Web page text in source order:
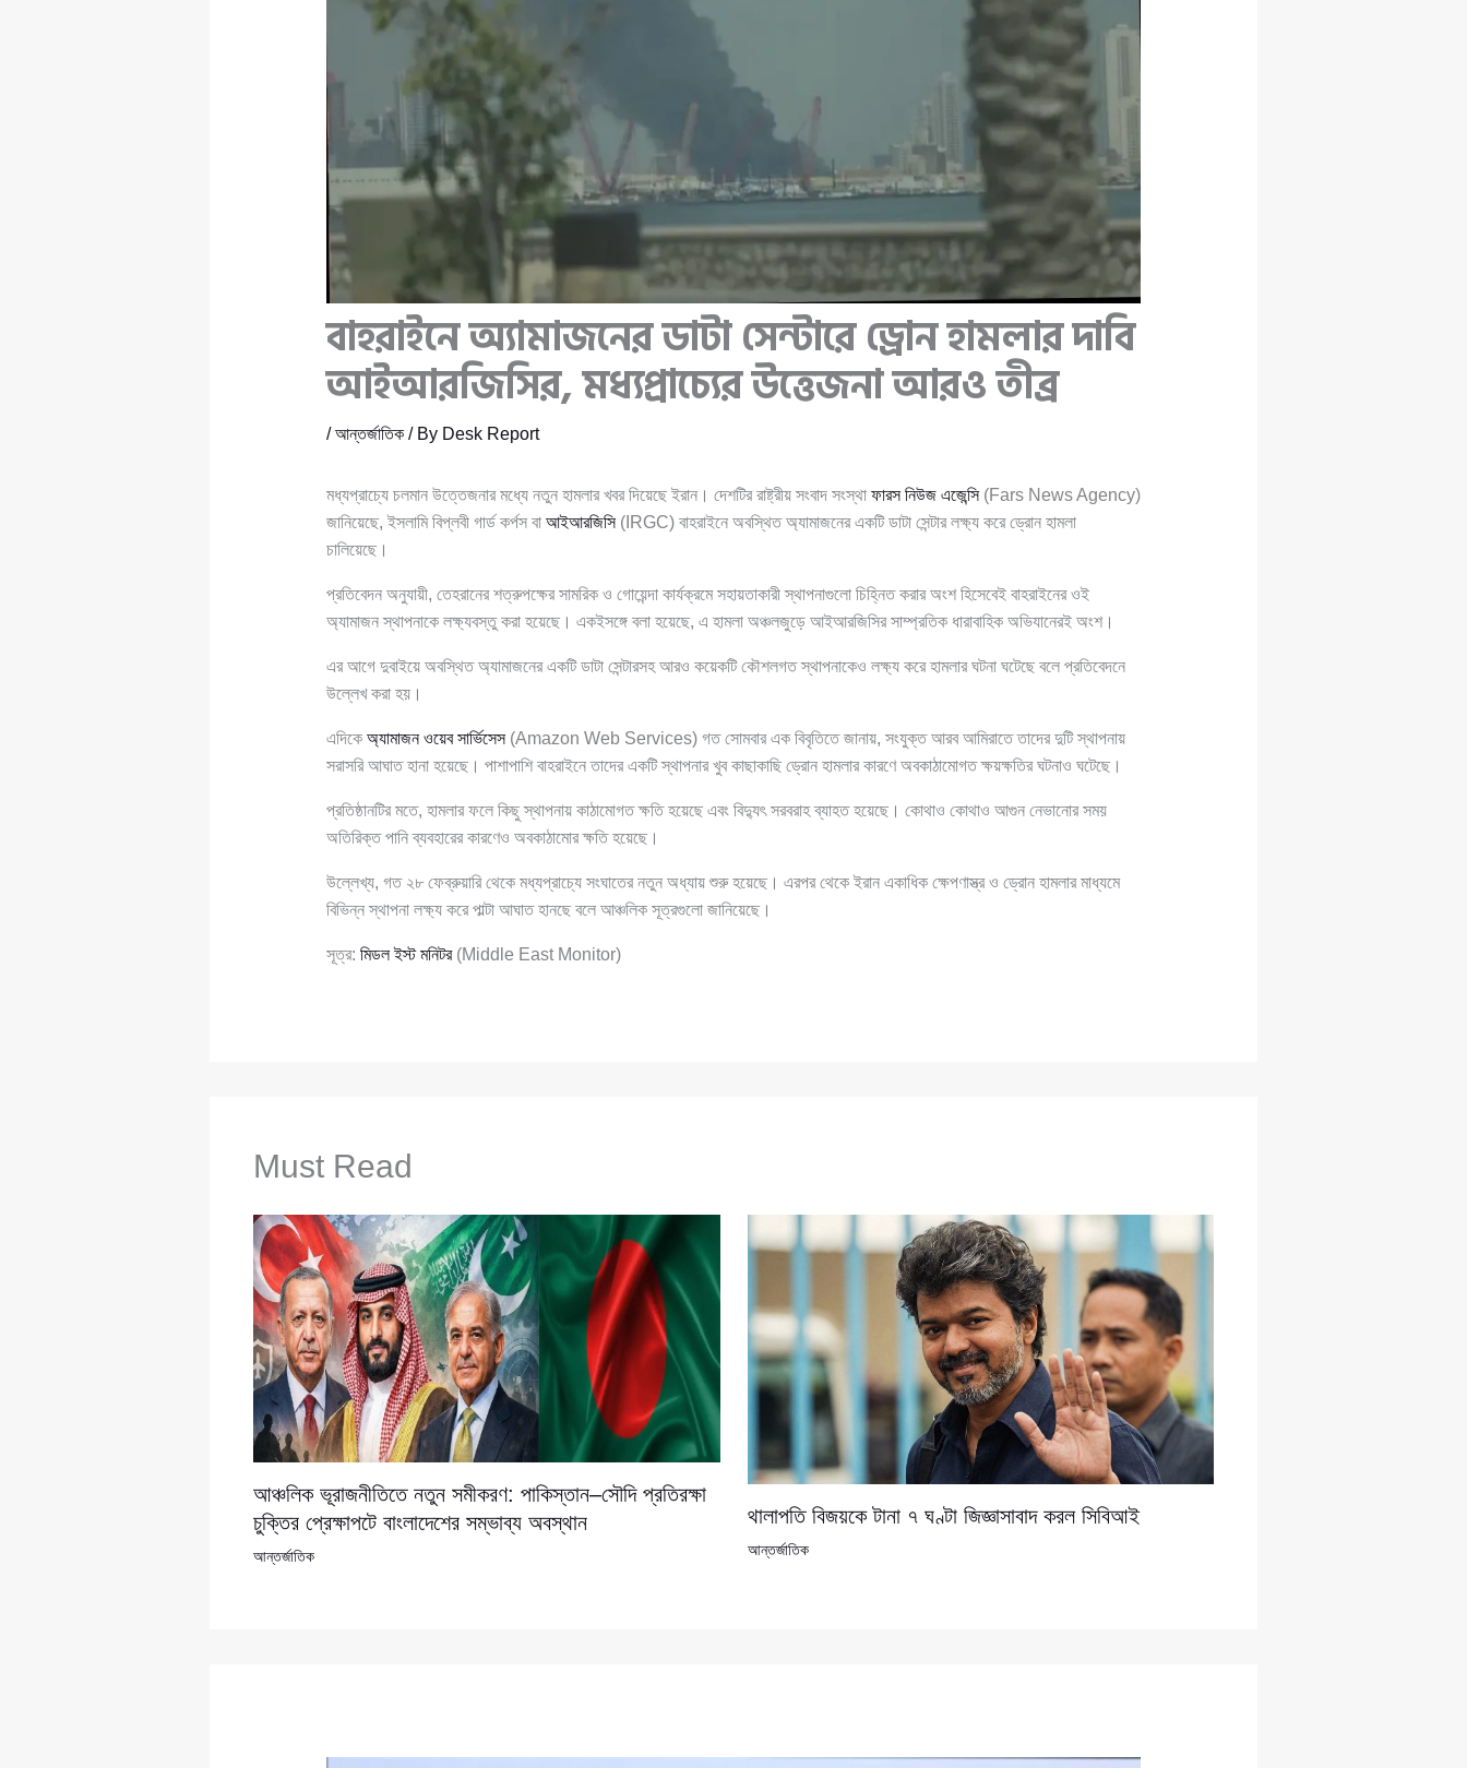
বাহরাইনে অ্যামাজনের ডাটা সেন্টারে ড্রোন হামলার দাবি
আইআরজিসির, মধ্যপ্রাচ্যের উত্তেজনা আরও তীব্র
/আন্তর্জাতিক/ By Desk Report
মধ্যপ্রাচ্যে চলমান উত্তেজনার মধ্যে নতুন হামলার খবর দিয়েছে ইরান। দেশটির রাষ্ট্রীয় সংবাদ সংস্থা ফারস নিউজ এজেন্সি(Fars News Agency)
জানিয়েছে, ইসলামি বিপ্লবী গার্ড কর্পস বা আইআরজিসি(IRGC) বাহরাইনে অবস্থিত অ্যামাজনের একটি ডাটা সেন্টার লক্ষ্য করে ড্রোন হামলা
চালিয়েছে।
প্রতিবেদন অনুযায়ী, তেহরানের শত্রুপক্ষের সামরিক ও গোয়েন্দা কার্যক্রমে সহায়তাকারী স্থাপনাগুলো চিহ্নিত করার অংশ হিসেবেই বাহরাইনের ওই
অ্যামাজন স্থাপনাকে লক্ষ্যবস্তু করা হয়েছে। একইসঙ্গে বলা হয়েছে, এ হামলা অঞ্চলজুড়ে আইআরজিসির সাম্প্রতিক ধারাবাহিক অভিযানেরই অংশ।
এর আগে দুবাইয়ে অবস্থিত অ্যামাজনের একটি ডাটা সেন্টারসহ আরও কয়েকটি কৌশলগত স্থাপনাকেও লক্ষ্য করে হামলার ঘটনা ঘটেছে বলে প্রতিবেদনে
উল্লেখ করা হয়।
এদিকে অ্যামাজন ওয়েব সার্ভিসেস(Amazon Web Services) গত সোমবার এক বিবৃতিতে জানায়, সংযুক্ত আরব আমিরাতে তাদের দুটি স্থাপনায়
সরাসরি আঘাত হানা হয়েছে। পাশাপাশি বাহরাইনে তাদের একটি স্থাপনার খুব কাছাকাছি ড্রোন হামলার কারণে অবকাঠামোগত ক্ষয়ক্ষতির ঘটনাও ঘটেছে।
প্রতিষ্ঠানটির মতে, হামলার ফলে কিছু স্থাপনায় কাঠামোগত ক্ষতি হয়েছে এবং বিদ্যুৎ সরবরাহ ব্যাহত হয়েছে। কোথাও কোথাও আগুন নেভানোর সময়
অতিরিক্ত পানি ব্যবহারের কারণেও অবকাঠামোর ক্ষতি হয়েছে।
উল্লেখ্য, গত ২৮ ফেব্রুয়ারি থেকে মধ্যপ্রাচ্যে সংঘাতের নতুন অধ্যায় শুরু হয়েছে। এরপর থেকে ইরান একাধিক ক্ষেপণাস্ত্র ও ড্রোন হামলার মাধ্যমে
বিভিন্ন স্থাপনা লক্ষ্য করে পাল্টা আঘাত হানছে বলে আঞ্চলিক সূত্রগুলো জানিয়েছে।
সূত্র: মিডল ইস্ট মনিটর(Middle East Monitor)
Must Read
আঞ্চলিক ভূরাজনীতিতে নতুন সমীকরণ: পাকিস্তান–সৌদি প্রতিরক্ষা
চুক্তির প্রেক্ষাপটে বাংলাদেশের সম্ভাব্য অবস্থান
আন্তর্জাতিক
থালাপতি বিজয়কে টানা ৭ ঘণ্টা জিজ্ঞাসাবাদ করল সিবিআই
আন্তর্জাতিক